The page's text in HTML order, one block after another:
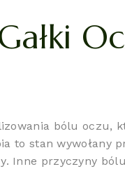
bólu oczu,
to stan
Inne przyczyny